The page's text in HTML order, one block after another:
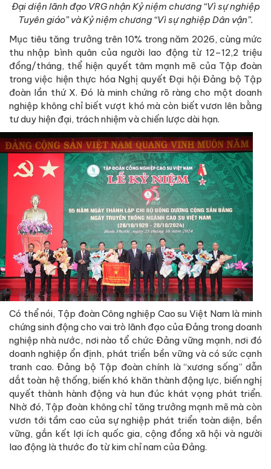
Đại diện lãnh đạo VRG nhận Kỷ niệm chương “Vì sự nghiệp
Tuyên giáo” và Kỷ niệm chương “Vì sự nghiệp Dân vận”.
Mục tiêu tăng trưởng trên 10% trong năm 2026, cùng mức
thu nhập bình quân của người lao động từ 12–12,2 triệu
đồng/tháng, thể hiện quyết tâm mạnh mẽ của Tập đoàn
trong việc hiện thực hóa Nghị quyết Đại hội Đảng bộ Tập
đoàn lần thứ X. Đó là minh chứng rõ ràng cho một doanh
nghiệp không chỉ biết vượt khó mà còn biết vươn lên bằng
tư duy hiện đại, trách nhiệm và chiến lược dài hạn.
Có thể nói, Tập đoàn Công nghiệp Cao su Việt Nam là minh
chứng sinh động cho vai trò lãnh đạo của Đảng trong doanh
nghiệp nhà nước, nơi nào tổ chức Đảng vững mạnh, nơi đó
doanh nghiệp ổn định, phát triển bền vững và có sức cạnh
tranh cao. Đảng bộ Tập đoàn chính là “xương sống” dẫn
dắt toàn hệ thống, biến khó khăn thành động lực, biến nghị
quyết thành hành động và hun đúc khát vọng phát triển.
Nhờ đó, Tập đoàn không chỉ tăng trưởng mạnh mẽ mà còn
vươn tới tầm cao của sự nghiệp phát triển toàn diện, bền
vững, gắn kết lợi ích quốc gia, cộng đồng xã hội và người
lao động là thước đo từ kim chỉ nam của Đảng.